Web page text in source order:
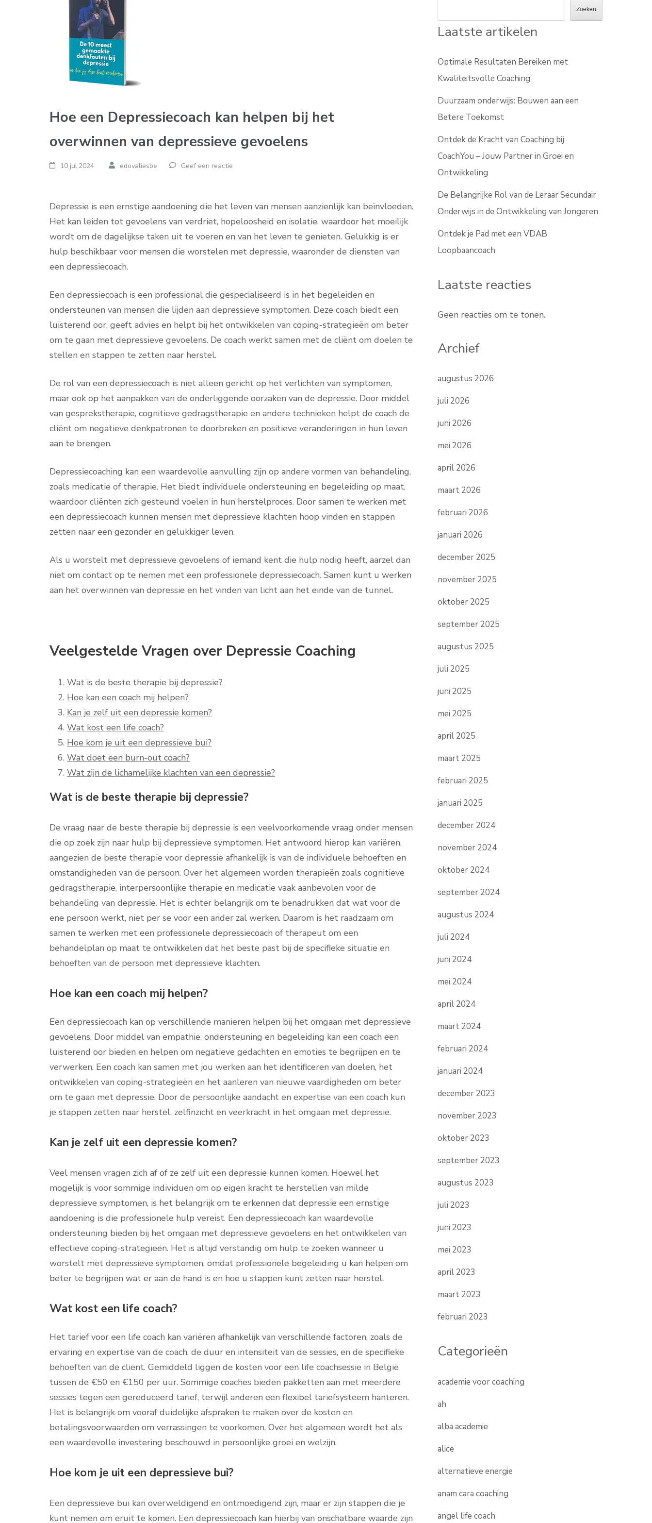
Hoe een Depressiecoach kan helpen bij het
overwinnen van depressieve gevoelens
10 jul,2024 edovaliesbe Geef een reactie
Depressie is een ernstige aandoening die het leven van mensen aanzienlijk kan beïnvloeden.
Het kan leiden tot gevoelens van verdriet, hopeloosheid en isolatie, waardoor het moeilijk
wordt om de dagelijkse taken uit te voeren en van het leven te genieten. Gelukkig is er
hulp beschikbaar voor mensen die worstelen met depressie, waaronder de diensten van
een depressiecoach.
Een depressiecoach is een professional die gespecialiseerd is in het begeleiden en
ondersteunen van mensen die lijden aan depressieve symptomen. Deze coach biedt een
luisterend oor, geeft advies en helpt bij het ontwikkelen van coping-strategieën om beter
om te gaan met depressieve gevoelens. De coach werkt samen met de cliënt om doelen te
stellen en stappen te zetten naar herstel.
De rol van een depressiecoach is niet alleen gericht op het verlichten van symptomen,
maar ook op het aanpakken van de onderliggende oorzaken van de depressie. Door middel
van gesprekstherapie, cognitieve gedragstherapie en andere technieken helpt de coach de
cliënt om negatieve denkpatronen te doorbreken en positieve veranderingen in hun leven
aan te brengen.
Depressiecoaching kan een waardevolle aanvulling zijn op andere vormen van behandeling,
zoals medicatie of therapie. Het biedt individuele ondersteuning en begeleiding op maat,
waardoor cliënten zich gesteund voelen in hun herstelproces. Door samen te werken met
een depressiecoach kunnen mensen met depressieve klachten hoop vinden en stappen
zetten naar een gezonder en gelukkiger leven.
Als u worstelt met depressieve gevoelens of iemand kent die hulp nodig heeft, aarzel dan
niet om contact op te nemen met een professionele depressiecoach. Samen kunt u werken
aan het overwinnen van depressie en het vinden van licht aan het einde van de tunnel.
Veelgestelde Vragen over Depressie Coaching
Wat is de beste therapie bij depressie?
Hoe kan een coach mij helpen?
Kan je zelf uit een depressie komen?
Wat kost een life coach?
Hoe kom je uit een depressieve bui?
Wat doet een burn-out coach?
Wat zijn de lichamelijke klachten van een depressie?
Wat is de beste therapie bij depressie?
De vraag naar de beste therapie bij depressie is een veelvoorkomende vraag onder mensen
die op zoek zijn naar hulp bij depressieve symptomen. Het antwoord hierop kan variëren,
aangezien de beste therapie voor depressie afhankelijk is van de individuele behoeften en
omstandigheden van de persoon. Over het algemeen worden therapieën zoals cognitieve
gedragstherapie, interpersoonlijke therapie en medicatie vaak aanbevolen voor de
behandeling van depressie. Het is echter belangrijk om te benadrukken dat wat voor de
ene persoon werkt, niet per se voor een ander zal werken. Daarom is het raadzaam om
samen te werken met een professionele depressiecoach of therapeut om een
behandelplan op maat te ontwikkelen dat het beste past bij de specifieke situatie en
behoeften van de persoon met depressieve klachten.
Hoe kan een coach mij helpen?
Een depressiecoach kan op verschillende manieren helpen bij het omgaan met depressieve
gevoelens. Door middel van empathie, ondersteuning en begeleiding kan een coach een
luisterend oor bieden en helpen om negatieve gedachten en emoties te begrijpen en te
verwerken. Een coach kan samen met jou werken aan het identificeren van doelen, het
ontwikkelen van coping-strategieën en het aanleren van nieuwe vaardigheden om beter
om te gaan met depressie. Door de persoonlijke aandacht en expertise van een coach kun
je stappen zetten naar herstel, zelfinzicht en veerkracht in het omgaan met depressie.
Kan je zelf uit een depressie komen?
Veel mensen vragen zich af of ze zelf uit een depressie kunnen komen. Hoewel het
mogelijk is voor sommige individuen om op eigen kracht te herstellen van milde
depressieve symptomen, is het belangrijk om te erkennen dat depressie een ernstige
aandoening is die professionele hulp vereist. Een depressiecoach kan waardevolle
ondersteuning bieden bij het omgaan met depressieve gevoelens en het ontwikkelen van
effectieve coping-strategieën. Het is altijd verstandig om hulp te zoeken wanneer u
worstelt met depressieve symptomen, omdat professionele begeleiding u kan helpen om
beter te begrijpen wat er aan de hand is en hoe u stappen kunt zetten naar herstel.
Wat kost een life coach?
Het tarief voor een life coach kan variëren afhankelijk van verschillende factoren, zoals de
ervaring en expertise van de coach, de duur en intensiteit van de sessies, en de specifieke
behoeften van de cliënt. Gemiddeld liggen de kosten voor een life coachsessie in België
tussen de €50 en €150 per uur. Sommige coaches bieden pakketten aan met meerdere
sessies tegen een gereduceerd tarief, terwijl anderen een flexibel tariefsysteem hanteren.
Het is belangrijk om vooraf duidelijke afspraken te maken over de kosten en
betalingsvoorwaarden om verrassingen te voorkomen. Over het algemeen wordt het als
een waardevolle investering beschouwd in persoonlijke groei en welzijn.
Hoe kom je uit een depressieve bui?
Een depressieve bui kan overweldigend en ontmoedigend zijn, maar er zijn stappen die je
kunt nemen om eruit te komen. Een depressiecoach kan hierbij van onschatbare waarde zijn
Zoeken
Laatste artikelen
Optimale Resultaten Bereiken met
Kwaliteitsvolle Coaching
Duurzaam onderwijs: Bouwen aan een
Betere Toekomst
Ontdek de Kracht van Coaching bij
CoachYou – Jouw Partner in Groei en
Ontwikkeling
De Belangrijke Rol van de Leraar Secundair
Onderwijs in de Ontwikkeling van Jongeren
Ontdek je Pad met een VDAB
Loopbaancoach
Laatste reacties
Geen reacties om te tonen.
Archief
augustus 2026
juli 2026
juni 2026
mei 2026
april 2026
maart 2026
februari 2026
januari 2026
december 2025
november 2025
oktober 2025
september 2025
augustus 2025
juli 2025
juni 2025
mei 2025
april 2025
maart 2025
februari 2025
januari 2025
december 2024
november 2024
oktober 2024
september 2024
augustus 2024
juli 2024
juni 2024
mei 2024
april 2024
maart 2024
februari 2024
januari 2024
december 2023
november 2023
oktober 2023
september 2023
augustus 2023
juli 2023
juni 2023
mei 2023
april 2023
maart 2023
februari 2023
Categorieën
academie voor coaching
ah
alba academie
alice
alternatieve energie
anam cara coaching
angel life coach